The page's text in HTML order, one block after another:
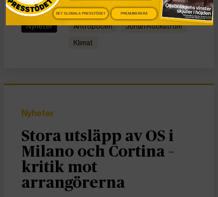
KATEGORI
Nyheter
TAGGAR
Antropocen Johan Rockström
Klimat
Nyheter
Stora utsläpp av OS i
Milano och Cortina –
kritik mot
arrangörerna
DET GLOBALA PRESSTÖDET PRENUMERERA